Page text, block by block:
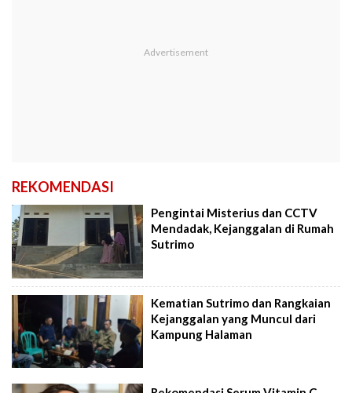
REKOMENDASI
Pengintai Misterius dan CCTV
Mendadak, Kejanggalan di Rumah
Sutrimo
Kematian Sutrimo dan Rangkaian
Kejanggalan yang Muncul dari
Kampung Halaman